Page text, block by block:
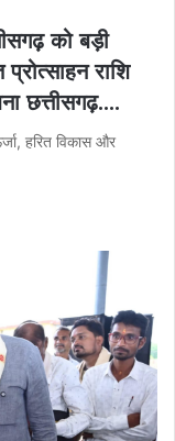
को बड़ी
राशि
छत्तीसगढ़….
हरित विकास और